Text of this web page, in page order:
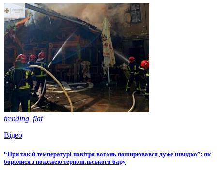
trending_flat
Відео
“При такій температурі повітря вогонь поширювався дуже швидко”: як
боролися з пожежею тернопільського бару